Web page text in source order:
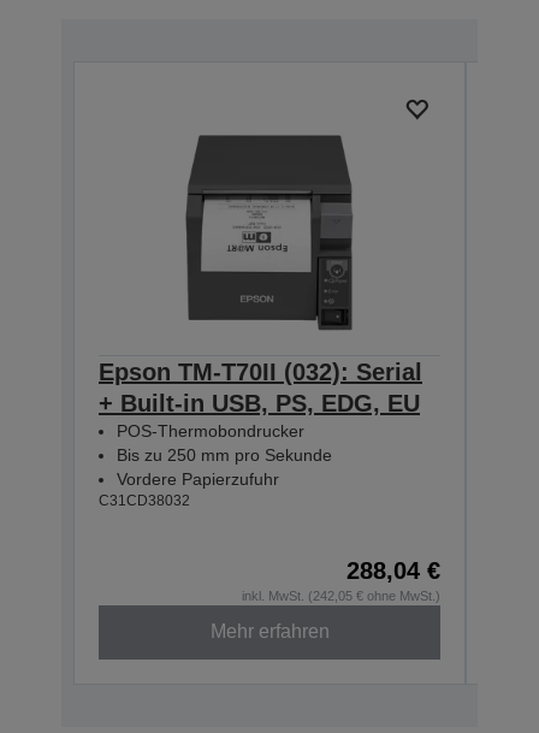
Epson TM-T70II (032): Serial
+ Built-in USB, PS, EDG, EU
POS-Thermobondrucker
Bis zu 250 mm pro Sekunde
Vordere Papierzufuhr
C31CD38032
288,04 €
inkl. MwSt. (242,05 € ohne MwSt.)
Mehr erfahren